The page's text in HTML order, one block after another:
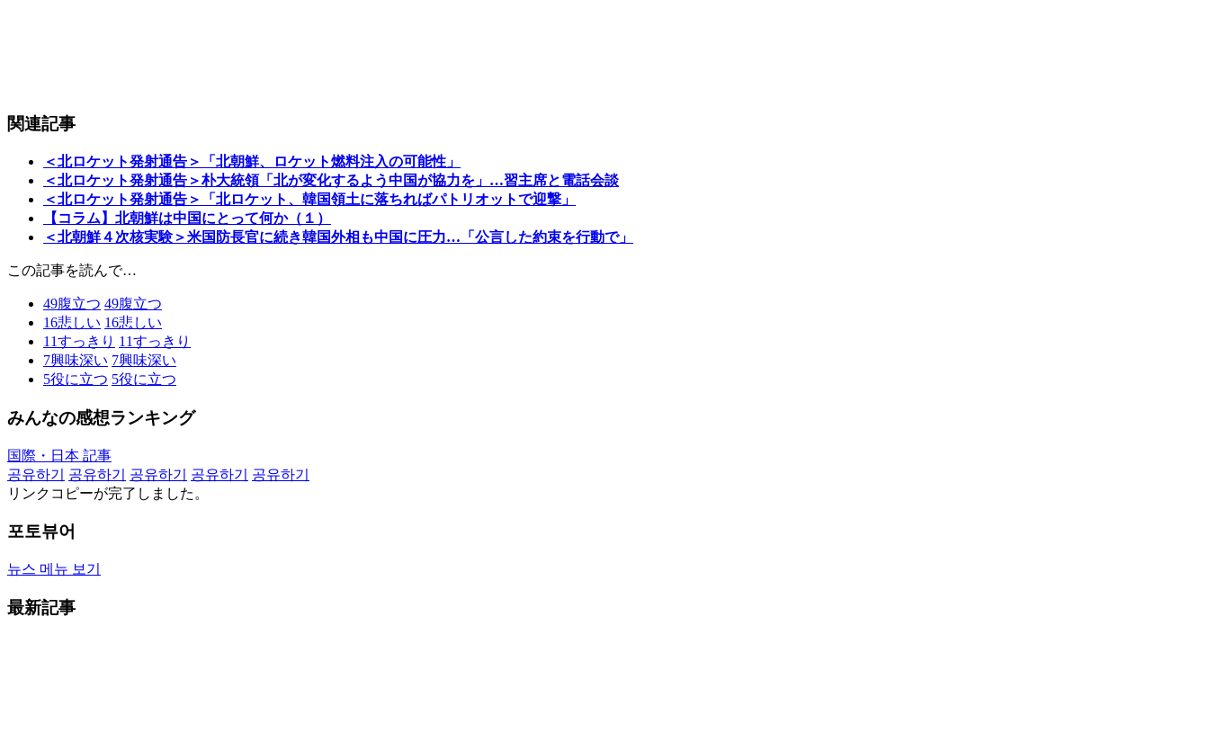
関連記事
＜北ロケット発射通告＞「北朝鮮、ロケット燃料注入の可能性」
＜北ロケット発射通告＞朴大統領「北が変化するよう中国が協力を」…習主席と電話会談
＜北ロケット発射通告＞「北ロケット、韓国領土に落ちればパトリオットで迎撃」
【コラム】北朝鮮は中国にとって何か（１）
＜北朝鮮４次核実験＞米国防長官に続き韓国外相も中国に圧力…「公言した約束を行動で」
この記事を読んで…
49腹立つ 49腹立つ
16悲しい 16悲しい
11すっきり 11すっきり
7興味深い 7興味深い
5役に立つ 5役に立つ
みんなの感想ランキング
国際・日本 記事
공유하기
공유하기 공유하기 공유하기
공유하기
リンクコピーが完了しました。
포토뷰어
뉴스 메뉴 보기
最新記事